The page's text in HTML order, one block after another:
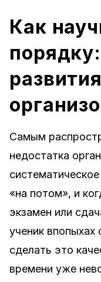
Как
развития
Самым
недостатка
«на потом», и
экзамен или
ученик впопыхах
сделать это
времени уже